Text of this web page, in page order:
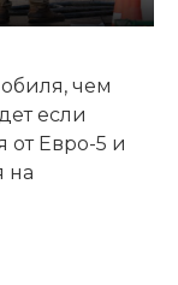
чем
если
от Евро-5 и
на